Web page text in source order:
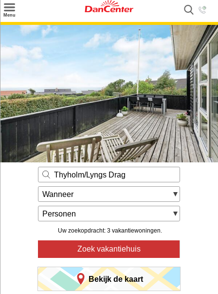
Menu
Zoeken
Inspiratie
Service
Kontakt
Thyholm/Lyngs Drag
Wanneer
Personen
Uw zoekopdracht: 3 vakantiewoningen.
Zoek vakantiehuis
Bekijk de kaart